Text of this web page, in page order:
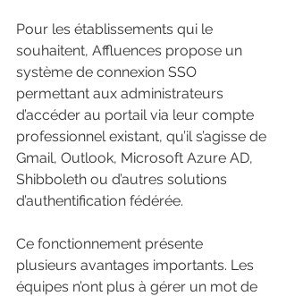
Pour les établissements qui le
souhaitent, Affluences propose un
système de connexion SSO
permettant aux administrateurs
d’accéder au portail via leur compte
professionnel existant, qu’il s’agisse de
Gmail, Outlook, Microsoft Azure AD,
Shibboleth ou d’autres solutions
d’authentification fédérée.
Ce fonctionnement présente
plusieurs avantages importants. Les
équipes n’ont plus à gérer un mot de